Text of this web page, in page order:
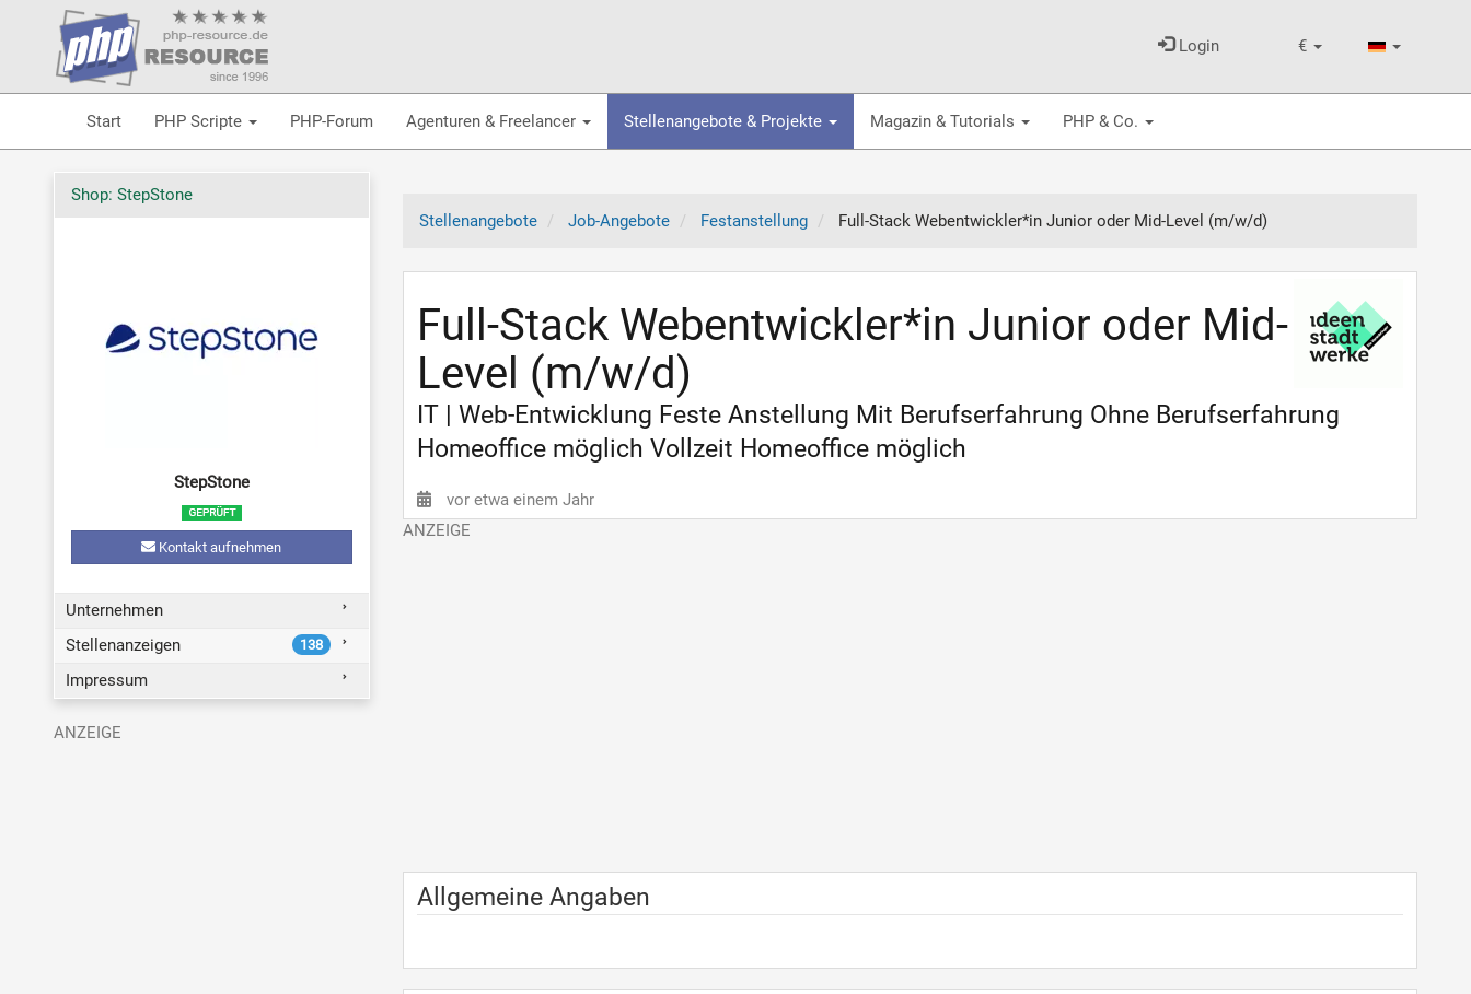
€
Login
Start PHP Scripte PHP-Forum Agenturen & Freelancer Stellenangebote & Projekte Magazin & Tutorials PHP & Co.
Stellenangebote Job-Angebote Festanstellung Full-Stack Webentwickler*in Junior oder Mid-Level (m/w/d)
Full-Stack Webentwickler*in Junior oder Mid-
Level (m/w/d)
IT | Web-Entwicklung Feste Anstellung Mit Berufserfahrung Ohne Berufserfahrung
Homeoffice möglich Vollzeit Homeoffice möglich
vor etwa einem Jahr
Allgemeine Angaben
Shop: StepStone
StepStone
Kontakt aufnehmen
Unternehmen
Stellenanzeigen
138
Impressum